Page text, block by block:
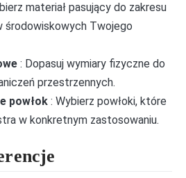
materiał pasujący do zakresu
środowiskowych Twojego
: Dopasuj wymiary fizyczne do
przestrzennych.
powłok : Wybierz powłoki, które
w konkretnym zastosowaniu.